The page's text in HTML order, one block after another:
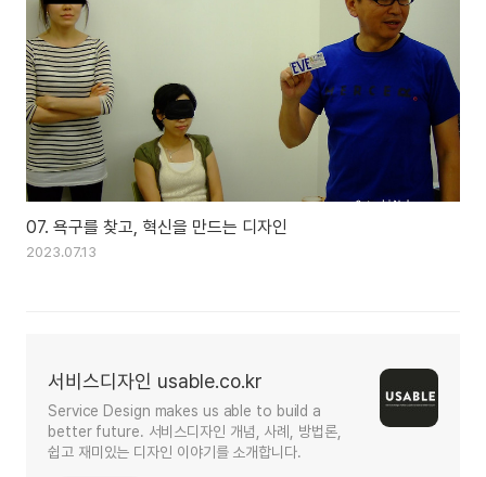
07. 욕구를 찾고, 혁신을 만드는 디자인
2023.07.13
서비스디자인 usable.co.kr
Service Design makes us able to build a
better future. 서비스디자인 개념, 사례, 방법론,
쉽고 재미있는 디자인 이야기를 소개합니다.